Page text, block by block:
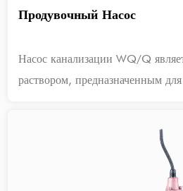
Продувочный Насос
Насос канализации WQ/Q
раствором, предназначенным